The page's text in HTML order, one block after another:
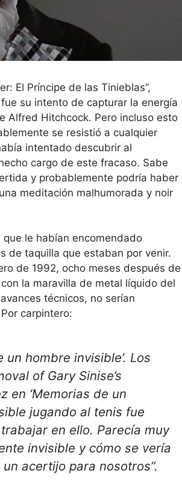
El Príncipe de las Tinieblas”,
su intento de capturar la energía
Alfred Hitchcock. Pero incluso esto
se resistió a cualquier
intentado descubrir al
cargo de este fracaso. Sabe
y probablemente podría haber
meditación malhumorada y noir
le habían encomendado
de taquilla que estaban por venir.
de 1992, ocho meses después de
la maravilla de metal líquido del
técnicos, no serían
carpintero:
un hombre invisible’. Los
of Gary Sinise’s
en ‘Memorias de un
jugando al tenis fue
en ello. Parecía muy
invisible y cómo se vería
acertijo para nosotros”.